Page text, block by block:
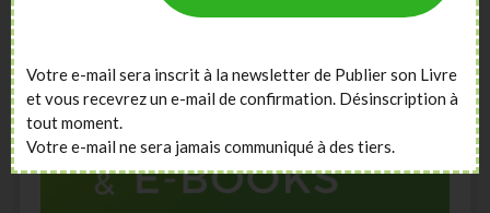
Votre e-mail sera inscrit à la newsletter de Publier son Livre
et vous recevrez un e-mail de confirmation. Désinscription à
tout moment.
Votre e-mail ne sera jamais communiqué à des tiers.